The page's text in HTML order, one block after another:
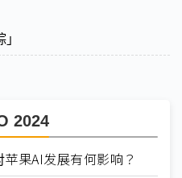
2024
果AI发展有何影响？